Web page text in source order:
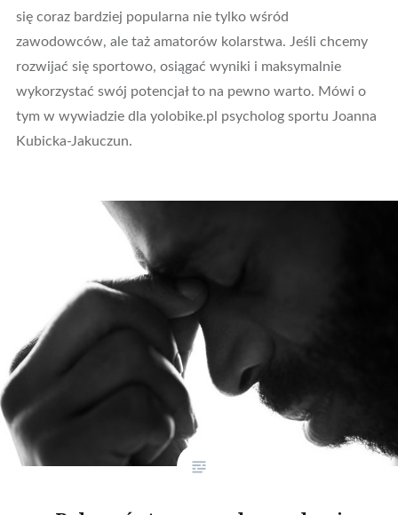
się coraz bardziej popularna nie tylko wśród
zawodowców, ale taż amatorów kolarstwa. Jeśli chcemy
rozwijać się sportowo, osiągać wyniki i maksymalnie
wykorzystać swój potencjał to na pewno warto. Mówi o
tym w wywiadzie dla yolobike.pl psycholog sportu Joanna
Kubicka-Jakuczun.